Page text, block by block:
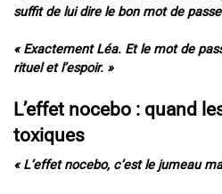
suffit de lui dire le bon mot de
« Exactement Léa. Et le mot de
rituel et l’espoir. »
L’effet nocebo : quand
toxiques
« L’effet nocebo, c’est le jumeau